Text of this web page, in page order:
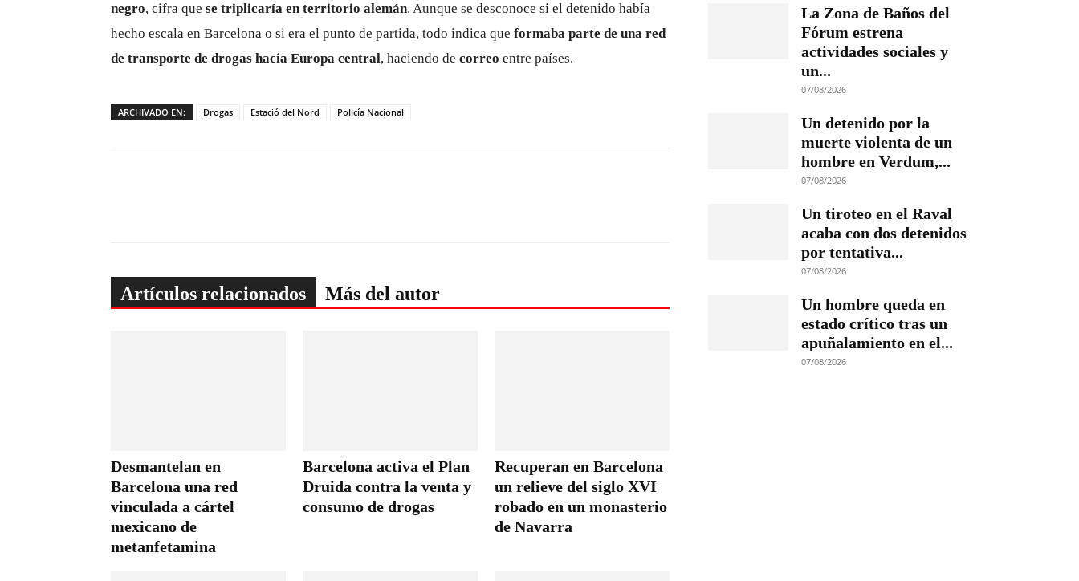
negro, cifra que se triplicaría en territorio alemán. Aunque se desconoce si el detenido había
hecho escala en Barcelona o si era el punto de partida, todo indica que formaba parte de una red
de transporte de drogas hacia Europa central, haciendo de correo entre países.
ARCHIVADO EN: Drogas Estació del Nord Policía Nacional
Artículos relacionados Más del autor
Desmantelan en
Barcelona una red
vinculada a cártel
mexicano de
metanfetamina
Barcelona activa el Plan
Druida contra la venta y
consumo de drogas
Recuperan en Barcelona
un relieve del siglo XVI
robado en un monasterio
de Navarra
La Zona de Baños del
Fórum estrena
actividades sociales y
un...
07/08/2026
Un detenido por la
muerte violenta de un
hombre en Verdum,...
07/08/2026
Un tiroteo en el Raval
acaba con dos detenidos
por tentativa...
07/08/2026
Un hombre queda en
estado crítico tras un
apuñalamiento en el...
07/08/2026